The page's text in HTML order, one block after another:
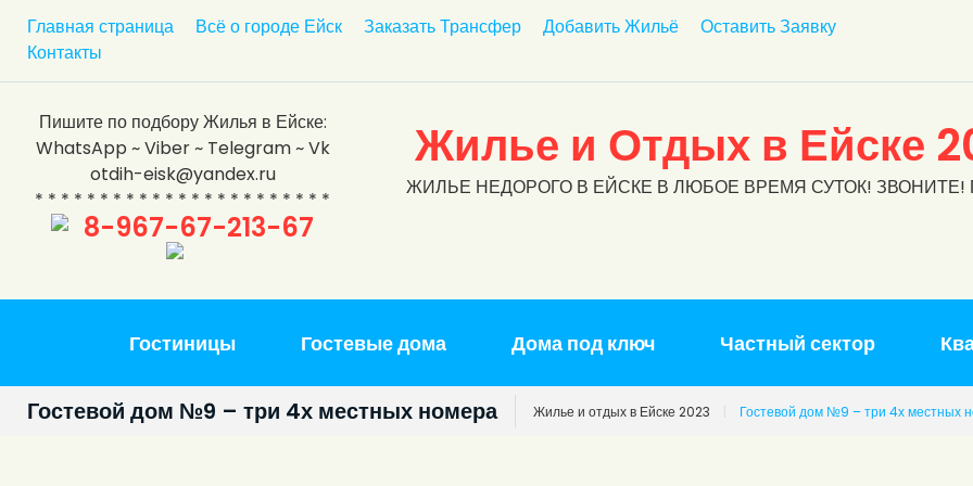
е
е
Главная страница Всё о городе Ейск Заказать Трансфер Добавить Жильё
Оставить Заявку
Контакты
Пишите по подбору Жилья в Ейске:
WhatsApp ~ Viber ~ Telegram ~ Vk
otdih-eisk@yandex.ru
* * * * * * * * * * * * * * * * * * * * * * *
8-967-67-213-67
Жилье и Отдых в Ейске
ЖИЛЬЕ НЕДОРОГО В ЕЙСКЕ В ЛЮБОЕ ВРЕМЯ СУТОК!
Гостиницы Гостевые дома Дома под ключ Частный сектор
Гостевой дом №9 – три 4х местных номера Жилье и отдых в Ейске 2023 Гостевой дом №9 – три 4х местных